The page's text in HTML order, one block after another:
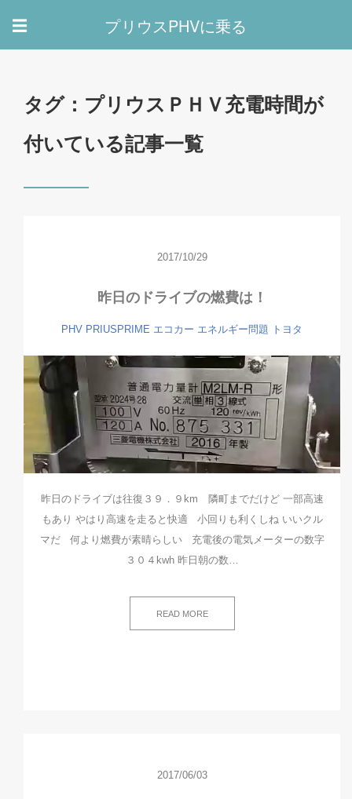
☰ プリウスPHVに乗る
タグ：プリウスＰＨＶ充電時間が
付いている記事一覧
2017/10/29
昨日のドライブの燃費は！
PHV PRIUSPRIME エコカー エネルギー問題 トヨタ
昨日のドライブは往復３９．９km 隣町までだけど 一部高速
もあり やはり高速を走ると快適 小回りも利くしね いいクル
マだ 何より燃費が素晴らしい 充電後の電気メーターの数字
３０４kwh 昨日朝の数…
READ MORE
2017/06/03